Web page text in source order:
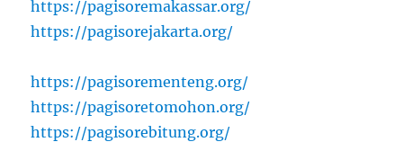
https://pagisoremakassar.org/
https://pagisorejakarta.org/
https://pagisorementeng.org/
https://pagisoretomohon.org/
https://pagisorebitung.org/